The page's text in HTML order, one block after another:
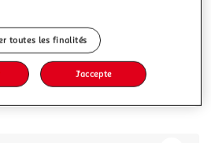
Ajouter au panier
Ajouter à une liste
toutes les finalités
J'accepte